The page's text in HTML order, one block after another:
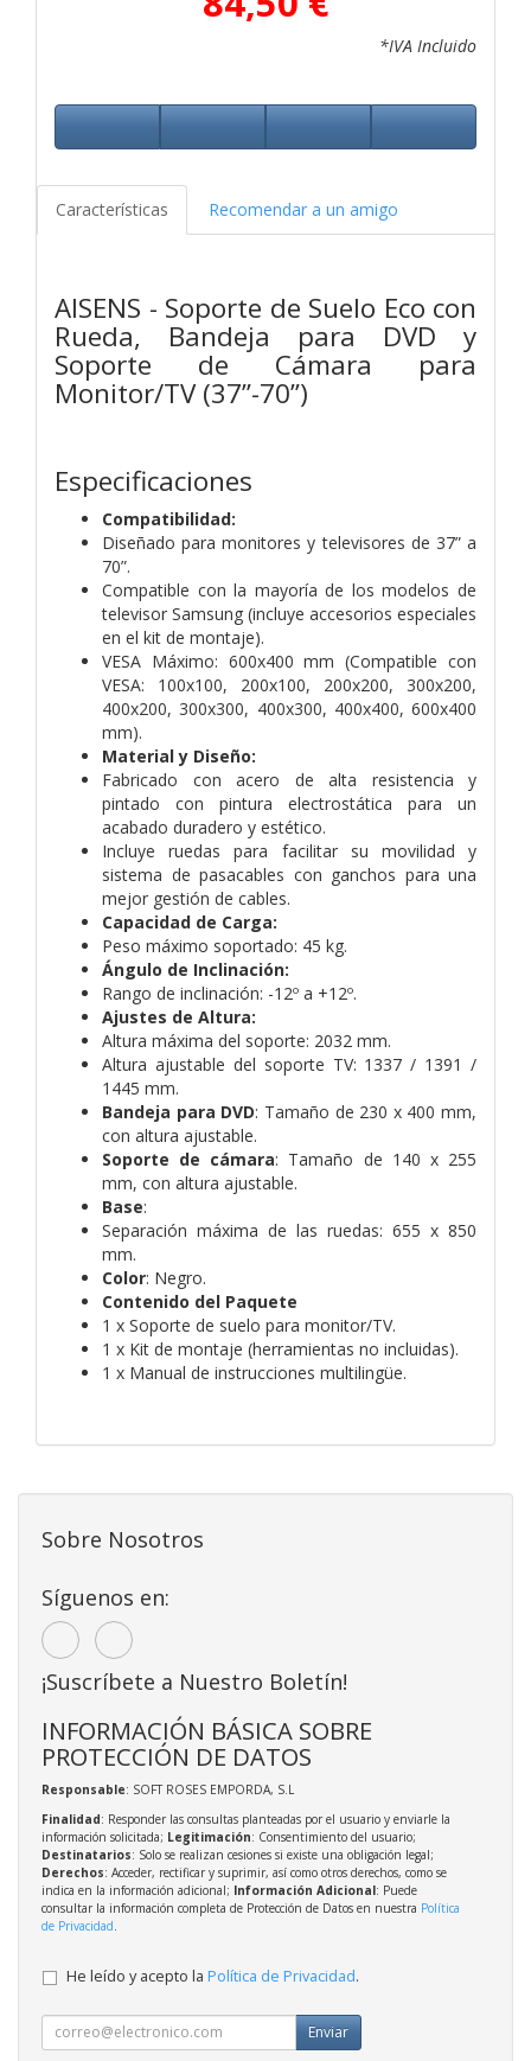
*IVA Incluido
Características Recomendar a un amigo
AISENS - Soporte de Suelo Eco con
Rueda, Bandeja para DVD y
Soporte de Cámara para
Monitor/TV (37”-70”)
Especificaciones
Compatibilidad:
Diseñado para monitores y televisores de 37” a
70”.
Compatible con la mayoría de los modelos de
televisor Samsung (incluye accesorios especiales
en el kit de montaje).
VESA Máximo: 600x400 mm (Compatible con
VESA: 100x100, 200x100, 200x200, 300x200,
400x200, 300x300, 400x300, 400x400, 600x400
mm).
Material y Diseño:
Fabricado con acero de alta resistencia y
pintado con pintura electrostática para un
acabado duradero y estético.
Incluye ruedas para facilitar su movilidad y
sistema de pasacables con ganchos para una
mejor gestión de cables.
Capacidad de Carga:
Peso máximo soportado: 45 kg.
Ángulo de Inclinación:
Rango de inclinación: -12º a +12º.
Ajustes de Altura:
Altura máxima del soporte: 2032 mm.
Altura ajustable del soporte TV: 1337 / 1391 /
1445 mm.
Bandeja para DVD: Tamaño de 230 x 400 mm,
con altura ajustable.
Soporte de cámara: Tamaño de 140 x 255
mm, con altura ajustable.
Base:
Separación máxima de las ruedas: 655 x 850
mm.
Color: Negro.
Contenido del Paquete
1 x Soporte de suelo para monitor/TV.
1 x Kit de montaje (herramientas no incluidas).
1 x Manual de instrucciones multilingüe.
Sobre Nosotros
Síguenos en:
¡Suscríbete a Nuestro Boletín!
INFORMACIÓN BÁSICA SOBRE
PROTECCIÓN DE DATOS
Responsable: SOFT ROSES EMPORDA, S.L
Finalidad: Responder las consultas planteadas por el usuario y enviarle la
información solicitada; Legitimación: Consentimiento del usuario;
Destinatarios: Solo se realizan cesiones si existe una obligación legal;
Derechos: Acceder, rectificar y suprimir, así como otros derechos, como se
indica en la información adicional; Información Adicional: Puede
consultar la información completa de Protección de Datos en nuestra Política
de Privacidad
He leído y acepto la Política de Privacidad.
Enviar